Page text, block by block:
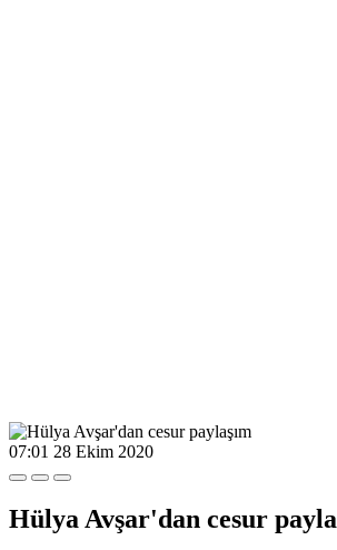
07:01 28 Ekim 2020
Hülya Avşar'dan cesur